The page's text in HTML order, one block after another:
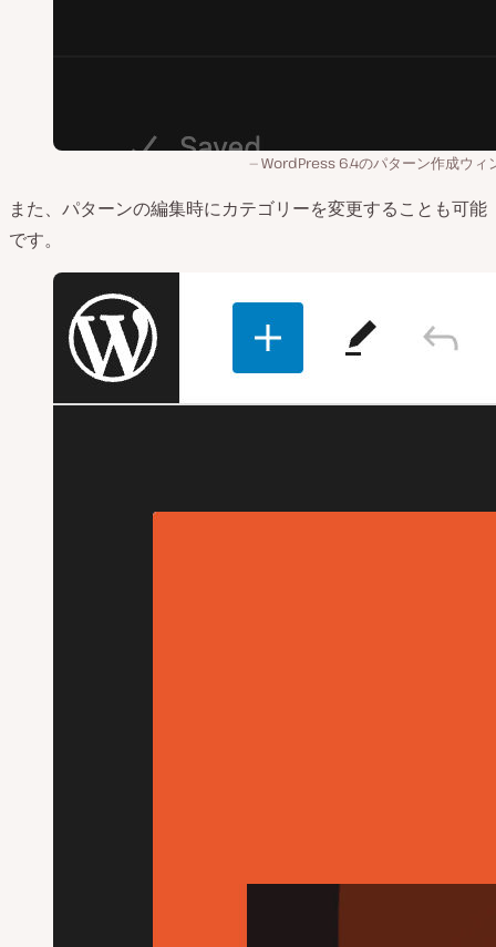
WordPress 6.4のパターン作成ウィ
また、パターンの編集時にカテゴリーを変更することも可能
です。